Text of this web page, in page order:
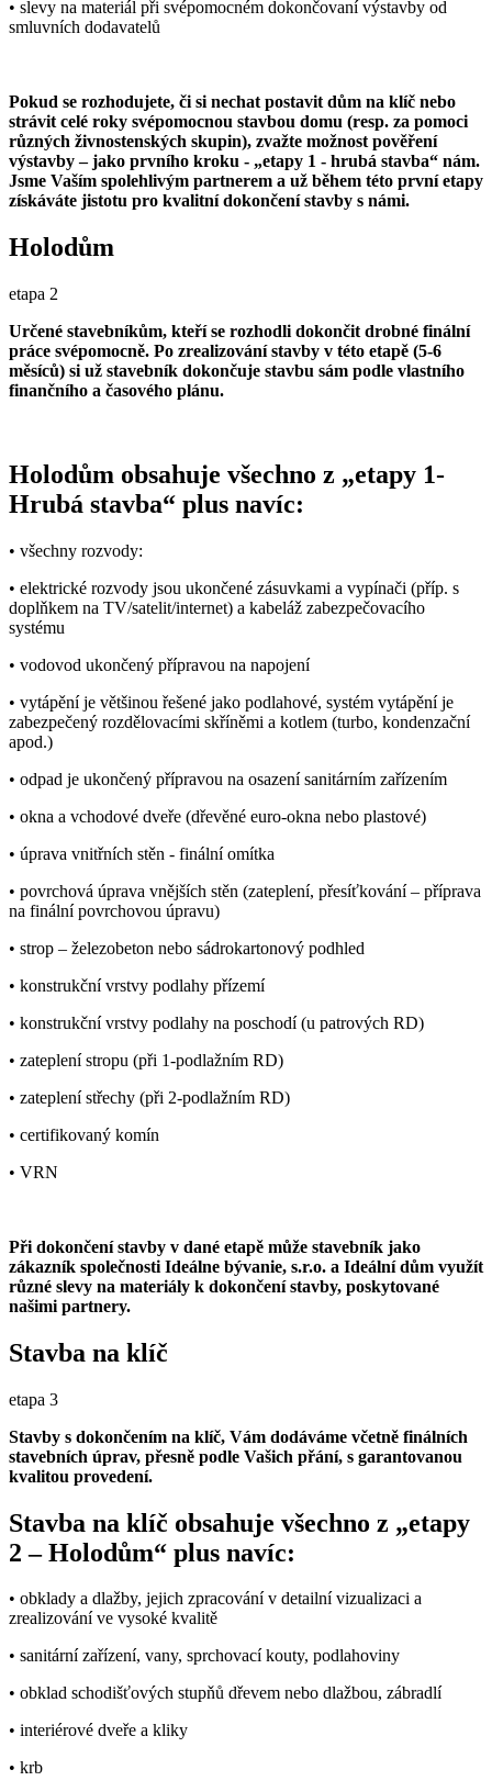
• slevy na materiál při svépomocném dokončovaní výstavby od
smluvních dodavatelů
Pokud se rozhodujete, či si nechat postavit dům na klíč nebo
strávit celé roky svépomocnou stavbou domu (resp. za pomoci
různých živnostenských skupin), zvažte možnost pověření
výstavby – jako prvního kroku - „etapy 1 - hrubá stavba“ nám.
Jsme Vaším spolehlivým partnerem a už během této první etapy
získáváte jistotu pro kvalitní dokončení stavby s námi.
Holodům
etapa 2
Určené stavebníkům, kteří se rozhodli dokončit drobné finální
práce svépomocně. Po zrealizování stavby v této etapě (5-6
měsíců) si už stavebník dokončuje stavbu sám podle vlastního
finančního a časového plánu.
Holodům obsahuje všechno z „etapy 1-
Hrubá stavba“ plus navíc:
• všechny rozvody:
• elektrické rozvody jsou ukončené zásuvkami a vypínači (příp. s
doplňkem na TV/satelit/internet) a kabeláž zabezpečovacího
systému
• vodovod ukončený přípravou na napojení
• vytápění je většinou řešené jako podlahové, systém vytápění je
zabezpečený rozdělovacími skříněmi a kotlem (turbo, kondenzační
apod.)
• odpad je ukončený přípravou na osazení sanitárním zařízením
• okna a vchodové dveře (dřevěné euro-okna nebo plastové)
• úprava vnitřních stěn - finální omítka
• povrchová úprava vnějších stěn (zateplení, přesíťkování – příprava
na finální povrchovou úpravu)
• strop – železobeton nebo sádrokartonový podhled
• konstrukční vrstvy podlahy přízemí
• konstrukční vrstvy podlahy na poschodí (u patrových RD)
• zateplení stropu (při 1-podlažním RD)
• zateplení střechy (při 2-podlažním RD)
• certifikovaný komín
• VRN
Při dokončení stavby v dané etapě může stavebník jako
zákazník společnosti Ideálne bývanie, s.r.o. a Ideální dům využít
různé slevy na materiály k dokončení stavby, poskytované
našimi partnery.
Stavba na klíč
etapa 3
Stavby s dokončením na klíč, Vám dodáváme včetně finálních
stavebních úprav, přesně podle Vašich přání, s garantovanou
kvalitou provedení.
Stavba na klíč obsahuje všechno z „etapy
2 – Holodům“ plus navíc:
• obklady a dlažby, jejich zpracování v detailní vizualizaci a
zrealizování ve vysoké kvalitě
• sanitární zařízení, vany, sprchovací kouty, podlahoviny
• obklad schodišťových stupňů dřevem nebo dlažbou, zábradlí
• interiérové dveře a kliky
• krb